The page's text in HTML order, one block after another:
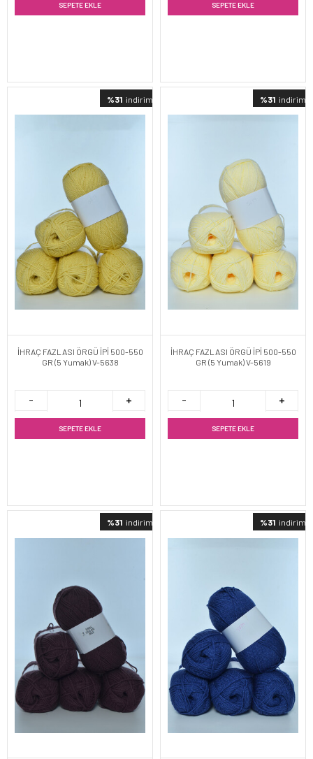
SEPETE EKLE SEPETE EKLE
%31 indirimli
İHRAÇ FAZLASI ÖRGÜ İPİ 500-550
GR (5 Yumak) V-5638
SEPETE EKLE
%31 indirimli
İHRAÇ FAZLASI ÖRGÜ İPİ 500-550
GR (5 Yumak) V-5619
SEPETE EKLE
%31 indirimli %31 indirimli